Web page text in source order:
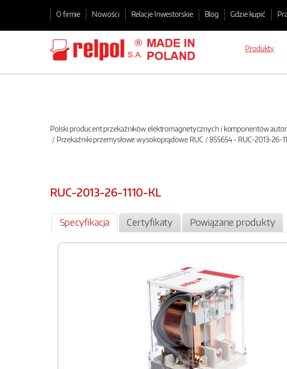
O firmie Nowości Relacje Inwestorskie Blog Gdzie kupić
Produkty
Polski producent przekaźników elektromagnetycznych i komponentów
Przekaźniki przemysłowe wysokoprądowe RUC
855654 - RUC-2013-26-
RUC-2013-26-1110-KL
Specyfikacja Certyfikaty Powiązane produkty